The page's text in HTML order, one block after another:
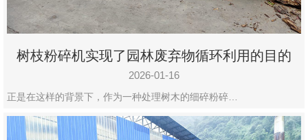
树枝粉碎机实现了园林废弃物循环利用的目的
2026-01-16
正是在这样的背景下，作为一种处理树木的细碎粉碎…